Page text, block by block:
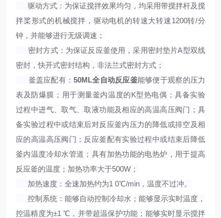
驱动方式：为保证搅拌效果均匀，均采用带搅拌杆及搅
拌桨形式的机械搅拌，驱动电机的转速大转速1200转/分
钟，并能够进行无级调速；
密封方式：为保证反应釜使用，采用密封垫片A型双线
密封，快开式密封结构，非法兰式密封方式；
釜盖应配有：50ML全自动反应釜能够便于观察的压力
表及防爆膜；用于测量釜内温度的K型热电偶；具备实验
过程中进气、取气、取液功能及相应的高温高压阀门；具
备实验过程中或结束后对反应釜内压力的降低或排空及相
应的高温高压阀门；反应釜配有实验过程中或结束后降低
釜内温度冷却水管道；具有加热功能的电热炉，用于提高
反应釜的温度；加热功率大于500W；
加热速度： 全速加热约为1 0℃/min，温度不过冲。
控制系统： 能够自动控制冷却水；能够显示实时温度，
控温精度为±1 ℃，并带超温保护功能；能够实时显示搅拌